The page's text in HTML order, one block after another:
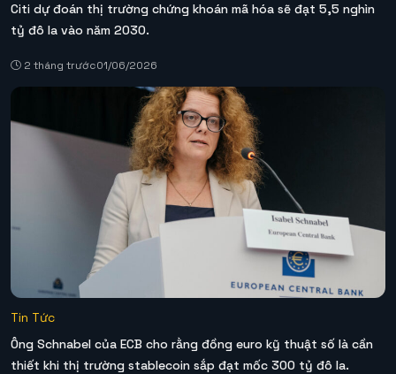
Citi dự đoán thị trường chứng khoán mã hóa sẽ đạt 5,5 nghìn
tỷ đô la vào năm 2030.
2 tháng trước01/06/2026
Tin Tức
Ông Schnabel của ECB cho rằng đồng euro kỹ thuật số là cần
thiết khi thị trường stablecoin sắp đạt mốc 300 tỷ đô la.